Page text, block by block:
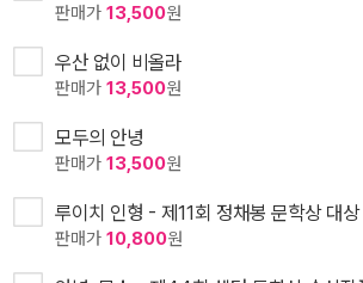
판매가 13,500원
우산 없이 비올라
판매가 13,500원
모두의 안녕
판매가 13,500원
루이치 인형 - 제11회 정채봉 문학상 대
판매가 10,800원